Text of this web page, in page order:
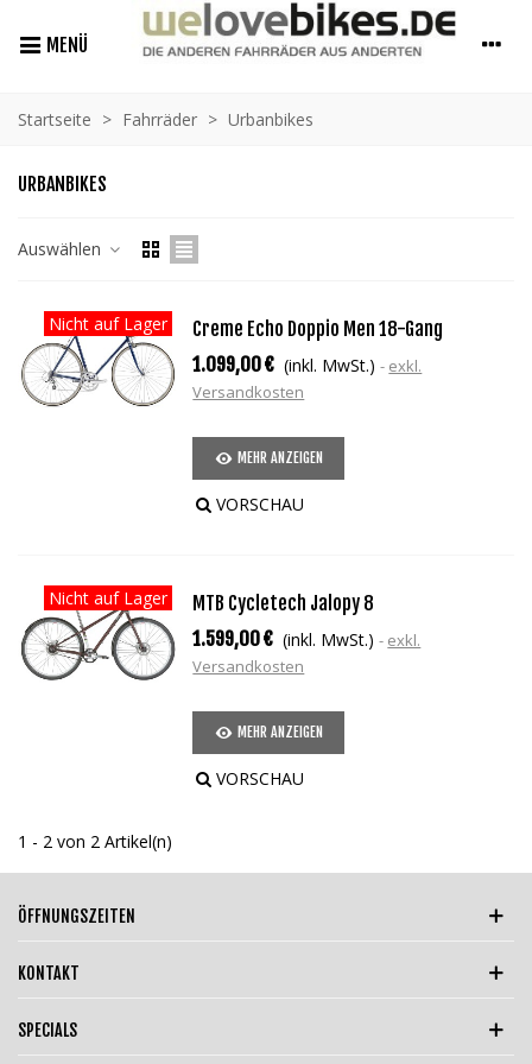
MENÜ
Startseite > Fahrräder > Urbanbikes
URBANBIKES
Auswählen
Nicht auf Lager
Creme Echo Doppio Men 18-Gang
1.099,00 € (inkl. MwSt.)
exkl.
Versandkosten
MEHR ANZEIGEN
VORSCHAU
Nicht auf Lager
MTB Cycletech Jalopy 8
1.599,00 € (inkl. MwSt.)
exkl.
Versandkosten
MEHR ANZEIGEN
VORSCHAU
1 - 2 von 2 Artikel(n)
ÖFFNUNGSZEITEN
KONTAKT
SPECIALS